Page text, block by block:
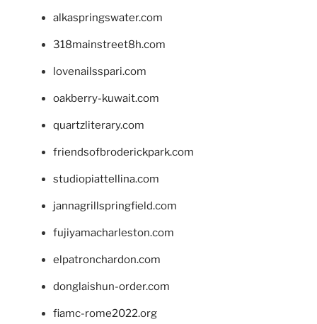
alkaspringswater.com
318mainstreet8h.com
lovenailsspari.com
oakberry-kuwait.com
quartzliterary.com
friendsofbroderickpark.com
studiopiattellina.com
jannagrillspringfield.com
fujiyamacharleston.com
elpatronchardon.com
donglaishun-order.com
fiamc-rome2022.org